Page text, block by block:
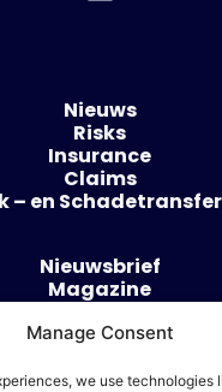
Manage Consent
we use technologies
Nieuws
Risks
Insurance
Claims
– en
Nieuwsbrief
Magazine
Over